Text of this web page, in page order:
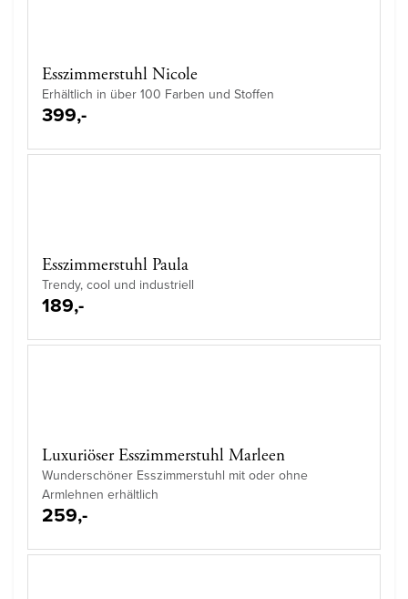
Esszimmerstuhl Nicole
Erhältlich in über 100 Farben und Stoffen
399,-
Esszimmerstuhl Paula
Trendy, cool und industriell
189,-
Luxuriöser Esszimmerstuhl Marleen
Wunderschöner Esszimmerstuhl mit oder ohne
Armlehnen erhältlich
259,-